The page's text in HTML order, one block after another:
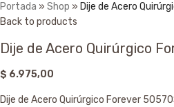
Portada » Shop » Dije de Acero
Back to products
Dije de Acero Quirúrgico
$ 6.975,00
Dije de Acero Quirúrgico Forever